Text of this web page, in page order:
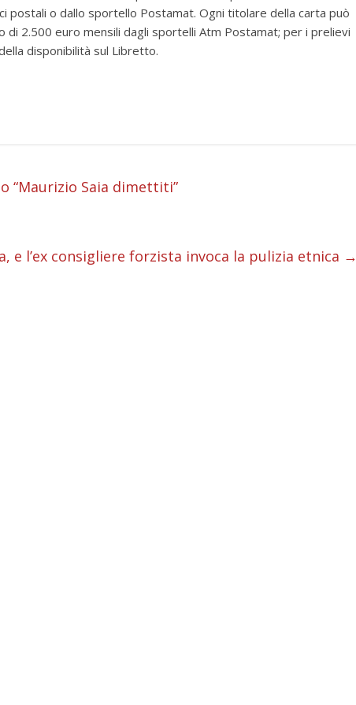
postali o dallo sportello Postamat. Ogni titolare della carta può
2.500 euro mensili dagli sportelli Atm Postamat; per i prelievi
disponibilità sul Libretto.
“Maurizio Saia dimettiti”
e l’ex consigliere forzista invoca la pulizia etnica →